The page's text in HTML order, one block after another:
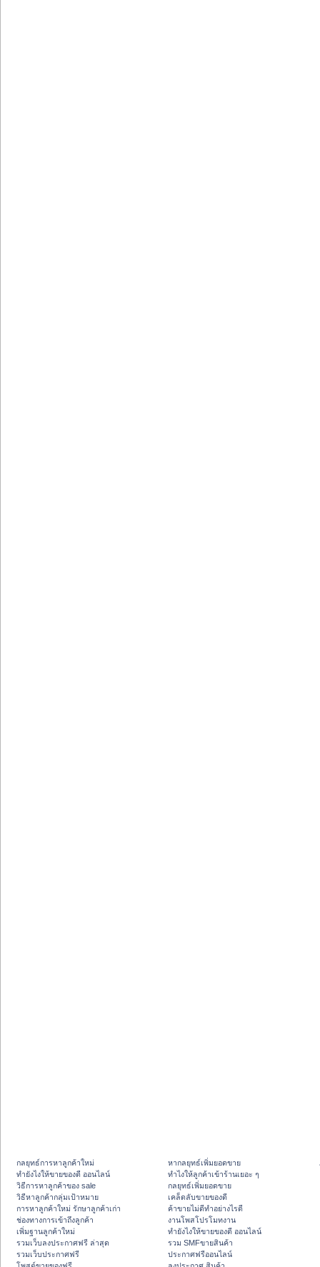
กลยุทธ์การหาลูกค้าใหม่
ทํายังไงให้ขายของดี ออนไลน์
วิธีการหาลูกค้าของ sale
วิธีหาลูกค้ากลุ่มเป้าหมาย
การหาลูกค้าใหม่ รักษาลูกค้าเก่า
ช่องทางการเข้าถึงลูกค้า
เพิ่มฐานลูกค้าใหม่
รวมเว็บลงประกาศฟรี ล่าสุด
รวมเว็บประกาศฟรี
หากลยุทธ์เพิ่มยอดขาย
ทําไงให้ลูกค้าเข้าร้านเยอะ ๆ
กลยุทธ์เพิ่มยอดขาย
เคล็ดลับขายของดี
ค้าขายไม่ดีทำอย่างไรดี
งานโพสโปรโมทงาน
ทํายังไงให้ขายของดี ออนไลน์
รวม SMFขายสินค้า
ประกาศฟรีออนไลน์